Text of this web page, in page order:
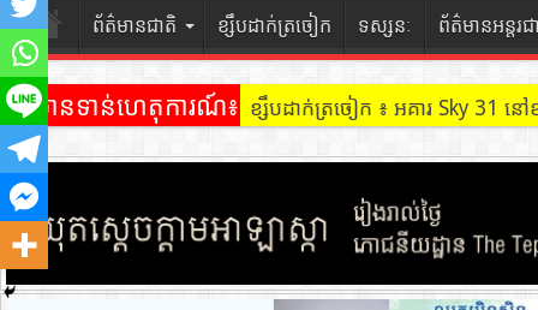
ព័ត៌មានជាតិ ខ្សឹបដាក់ត្រចៀក ទស្សនៈ ព័ត៌មានអន្តរជ
ព័ត៌មានទាន់ហេតុការណ៍៖ ខ្សឹបដាក់ត្រចៀក ៖ អគារ Sky 31
ខ្សឹបដាក់ត្រចៀក ៖ ដល់ករ ! ឈ្មួញដឹក